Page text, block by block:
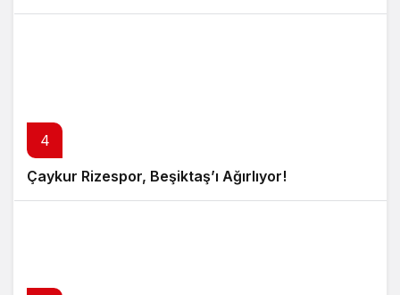
4
Çaykur Rizespor, Beşiktaş’ı Ağırlıyor!